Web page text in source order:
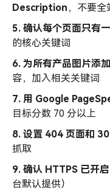
Description ，不要
5. 确认每个页面只有
的核心关键词
6. 为所有产品图片添
容，加入相关关键词
7. 用 Google
目标分数 70 分以上
8. 设置 404 页面和
抓取
9. 确认 HTTPS 已开启
台默认提供）